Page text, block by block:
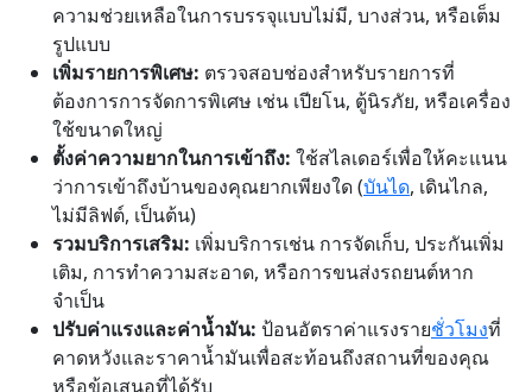
ความช่วยเหลือในการบรรจุแบบไม่มี, บางส่วน, หรือเต็ม
รูปแบบ
เพิ่มรายการพิเศษ: ตรวจสอบช่องสำหรับรายการที่
ต้องการการจัดการพิเศษ เช่น เปียโน, ตู้นิรภัย, หรือเครื่อง
ใช้ขนาดใหญ่
ตั้งค่าความยากในการเข้าถึง: ใช้สไลเดอร์เพื่อให้คะแนน
ว่าการเข้าถึงบ้านของคุณยากเพียงใด (บันได, เดินไกล,
ไม่มีลิฟต์, เป็นต้น)
รวมบริการเสริม: เพิ่มบริการเช่น การจัดเก็บ, ประกันเพิ่ม
เติม, การทำความสะอาด, หรือการขนส่งรถยนต์หาก
จำเป็น
ปรับค่าแรงและค่าน้ำมัน: ป้อนอัตราค่าแรงรายชั่วโมงที่
คาดหวังและราคาน้ำมันเพื่อสะท้อนถึงสถานที่ของคุณ
หรือข้อเสนอที่ได้รับ